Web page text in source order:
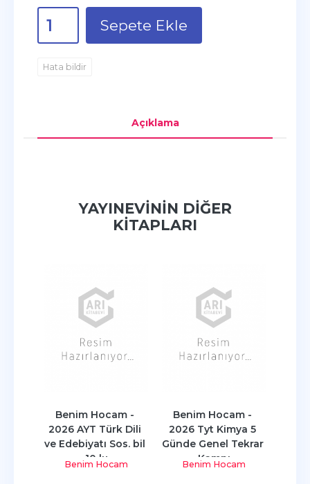
Sepete Ekle
Hata bildir
Açıklama
YAYINEVININ DIĞER
KITAPLARI
Benim Hocam -
2026 AYT Türk Dili
ve Edebiyatı Sos. bil
10 lu
Benim Hocam
Benim Hocam -
2026 Tyt Kimya 5
Günde Genel Tekrar
Kampı
Benim Hocam